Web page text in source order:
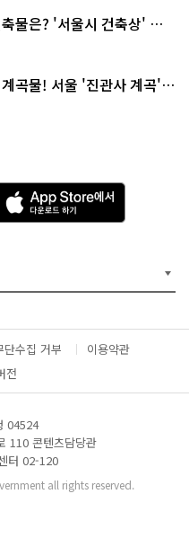
물은? '서울시 건축상' 수
곡물! 서울 '진관사 계곡'이
A
p
p
e
서
다
운
단수집 거부
이용약관
전
04524
110 콘텐츠담당관
터 02-120
all rights reserved.